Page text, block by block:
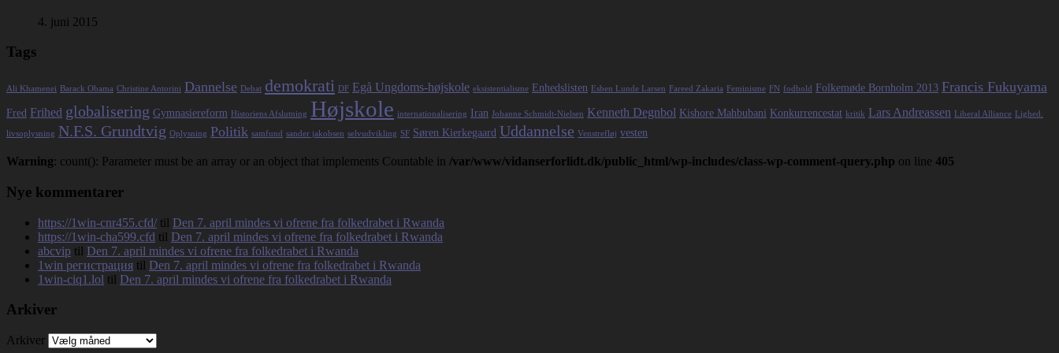
4. juni 2015
Tags
Ali Khamenei Barack Obama Christine Antorini Dannelse Debat demokrati DF Egå Ungdoms-højskole eksistentialisme Enhedslisten Esben Lunde Larsen Fareed Zakaria Feminisme FN fodbold Folkemøde Bornholm 2013 Francis Fukuyama
Fred Frihed globalisering Gymnasiereform Historiens Afslutning Højskole internationalisering Iran Johanne Schmidt-Nielsen Kenneth Degnbol Kishore Mahbubani Konkurrencestat kritik Lars Andreassen Liberal Alliance Lighed.
livsoplysning N.F.S. Grundtvig Oplysning Politik samfund sander jakobsen selvudvikling SF Søren Kierkegaard Uddannelse Venstrefløj vesten
Warning: count(): Parameter must be an array or an object that implements Countable in /var/www/vidanserforlidt.dk/public_html/wp-includes/class-wp-comment-query.php on line 405
Nye kommentarer
https://1win-cnr455.cfd/til Den 7. april mindes vi ofrene fra folkedrabet i Rwanda
https://1win-cha599.cfd til Den 7. april mindes vi ofrene fra folkedrabet i Rwanda
abcvip til Den 7. april mindes vi ofrene fra folkedrabet i Rwanda
1win регистрация til Den 7. april mindes vi ofrene fra folkedrabet i Rwanda
1win-ciq1.lol til Den 7. april mindes vi ofrene fra folkedrabet i Rwanda
Arkiver
Arkiver